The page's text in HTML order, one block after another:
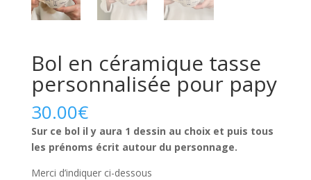
Bol en céramique tasse
personnalisée pour papy
30.00€
Sur ce bol il y aura 1 dessin au choix et puis tous
les prénoms écrit autour du personnage.
Merci d’indiquer ci-dessous